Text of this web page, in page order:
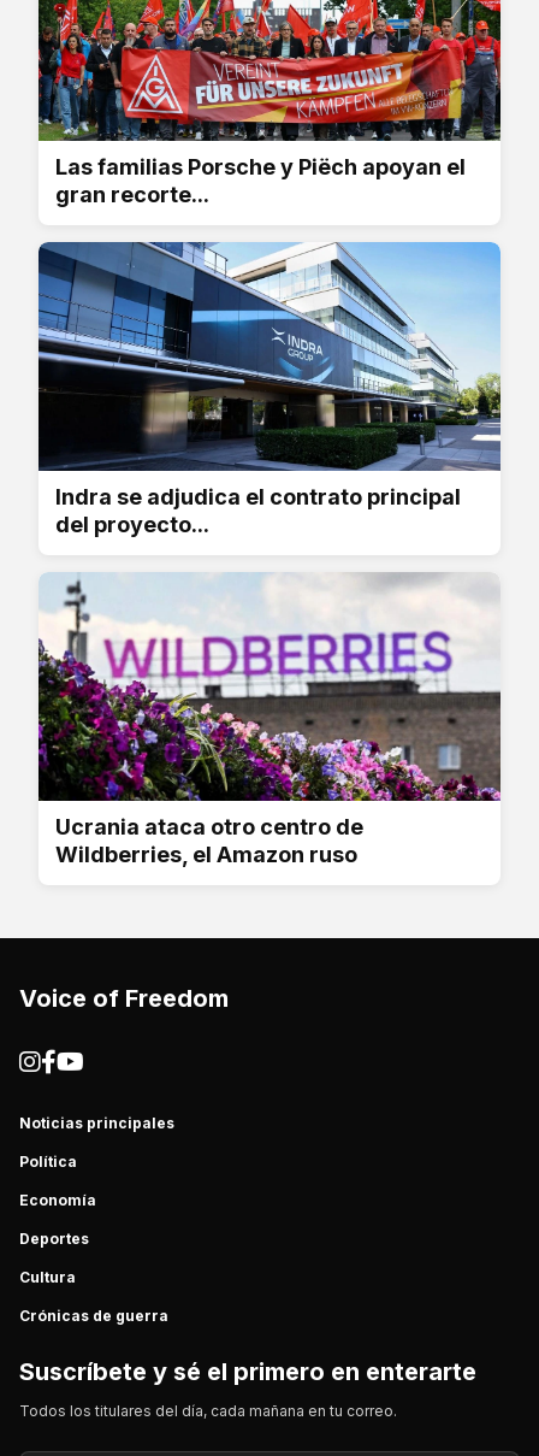
Las familias Porsche y Piëch apoyan el
gran recorte...
Indra se adjudica el contrato principal
del proyecto...
Ucrania ataca otro centro de
Wildberries, el Amazon ruso
Voice of Freedom
Noticias principales
Política
Economía
Deportes
Cultura
Crónicas de guerra
Suscríbete y sé el primero en enterarte
Todos los titulares del día, cada mañana en tu correo.